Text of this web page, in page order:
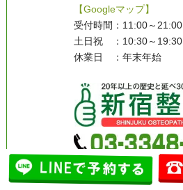
【Googleマップ】
受付時間：11:00～21:00
土日祝 ：10:30～19:30
休業日 ：年末年始